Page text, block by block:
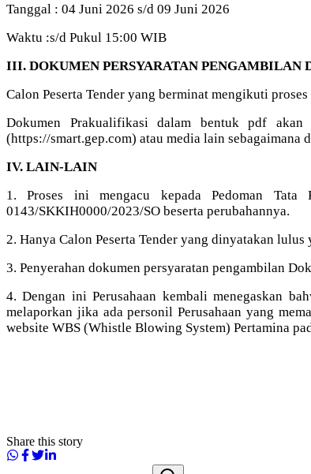
Tanggal : 04 Juni 2026 s/d 09 Juni 2026
Waktu :s/d Pukul 15:00 WIB
III. DOKUMEN PERSYARATAN
Calon Peserta Tender yang berminat mengikuti
Dokumen Prakualifikasi dalam bentuk pdf
(https://smart.gep.com) atau media lain
IV. LAIN-LAIN
1. Proses ini mengacu kepada Pedoman Tata
0143/SKKIH0000/2023/SO beserta perubahannya.
2. Hanya Calon Peserta Tender yang dinyatakan
3. Penyerahan dokumen persyaratan pengambilan
4. Dengan ini Perusahaan kembali menegaskan
melaporkan jika ada personil Perusahaan yang
website WBS (Whistle Blowing System) Pertamina
Share this story